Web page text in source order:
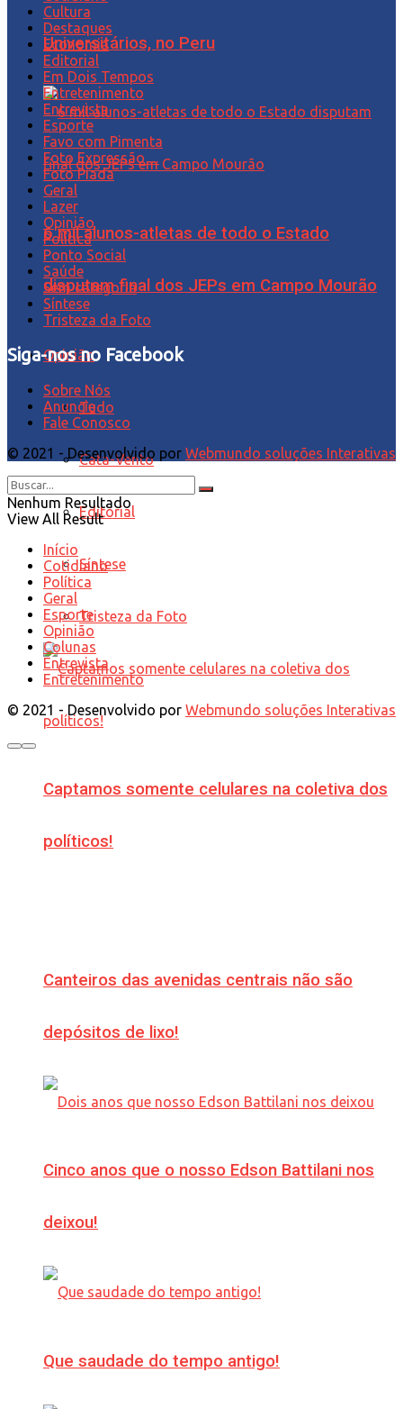
Universitários, no Peru
6 mil alunos-atletas de todo o Estado
disputam final dos JEPs em Campo Mourão
Opinião
Tudo
Cata-Vento
Editorial
Síntese
Tristeza da Foto
Captamos somente celulares na coletiva dos
políticos!
Canteiros das avenidas centrais não são
depósitos de lixo!
Cinco anos que o nosso Edson Battilani nos
deixou!
Que saudade do tempo antigo!
Cultura
Destaques
Economia
Editorial
Em Dois Tempos
Entretenimento
Entrevista
Esporte
Favo com Pimenta
Foto Expressão…
Foto Piada
Geral
Lazer
Opinião
Política
Ponto Social
Saúde
Sem categoria
Síntese
Tristeza da Foto
Siga-nos no Facebook
Sobre Nós
Anuncie
Fale Conosco
© 2021 - Desenvolvido por Webmundo soluções Interativas
Nenhum Resultado
View All Result
Início
Cotidiano
Política
Geral
Esporte
Opinião
Colunas
Entrevista
Entretenimento
© 2021 - Desenvolvido por Webmundo soluções Interativas